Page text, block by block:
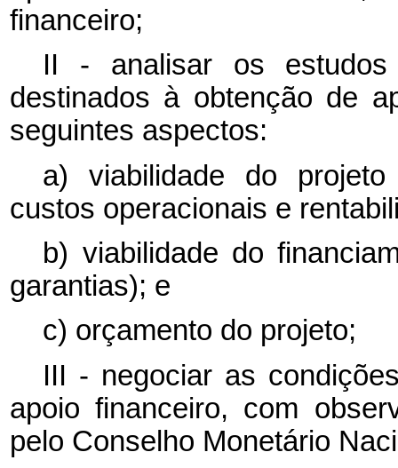
financeiro;
II - analisar os estudos
destinados à obtenção de
seguintes aspectos:
a) viabilidade do
custos operacionais e
b) viabilidade do
garantias); e
c) orçamento do projeto;
III - negociar as
apoio financeiro, com
pelo Conselho Monetário